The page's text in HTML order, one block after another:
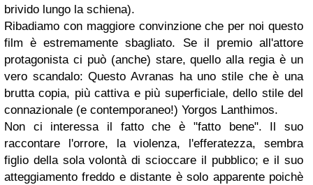
brivido lungo la schiena).
Ribadiamo con maggiore convinzione che per noi questo
film è estremamente sbagliato. Se il premio all'attore
protagonista ci può (anche) stare, quello alla regia è un
vero scandalo: Questo Avranas ha uno stile che è una
brutta copia, più cattiva e più superficiale, dello stile del
connazionale (e contemporaneo!) Yorgos Lanthimos.
Non ci interessa il fatto che è "fatto bene". Il suo
raccontare l'orrore, la violenza, l'efferatezza, sembra
figlio della sola volontà di scioccare il pubblico; e il suo
atteggiamento freddo e distante è solo apparente poichè